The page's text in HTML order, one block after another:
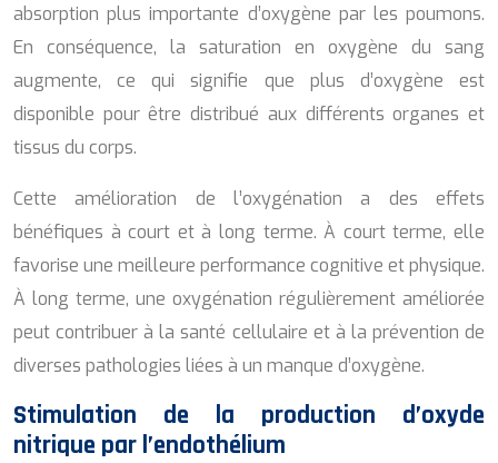
absorption plus importante d’oxygène par les poumons.
En conséquence, la saturation en oxygène du sang
augmente, ce qui signifie que plus d’oxygène est
disponible pour être distribué aux différents organes et
tissus du corps.
Cette amélioration de l’oxygénation a des effets
bénéfiques à court et à long terme. À court terme, elle
favorise une meilleure performance cognitive et physique.
À long terme, une oxygénation régulièrement améliorée
peut contribuer à la santé cellulaire et à la prévention de
diverses pathologies liées à un manque d’oxygène.
Stimulation de la production d’oxyde
nitrique par l’endothélium